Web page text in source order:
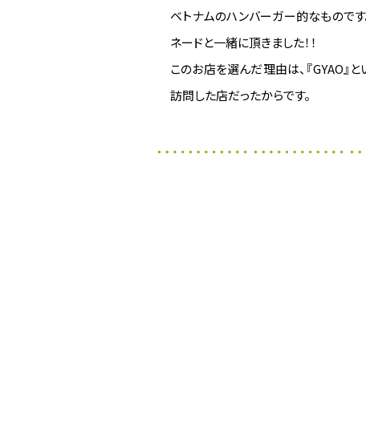
ベトナムのハンバーガー的なもので
ネードと一緒に頂きました！！
このお店を選んだ理由は、『GYAO』
訪問した店だったからです。